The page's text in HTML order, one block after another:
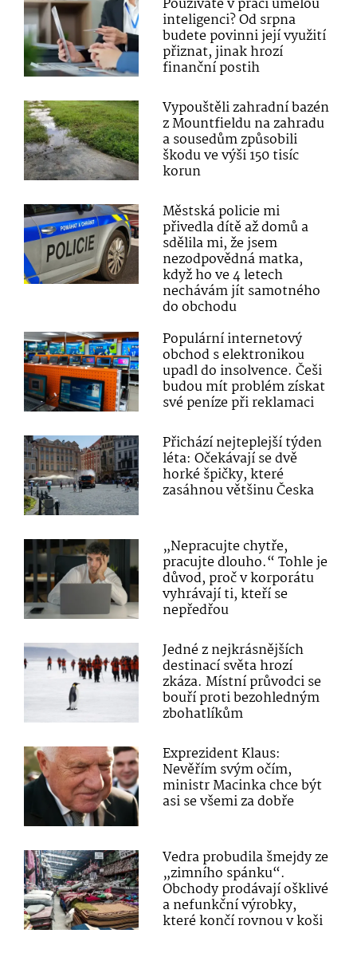
inteligenci? Od srpna
budete povinni její využití
přiznat, jinak hrozí
finanční postih
Vypouštěli zahradní bazén
z Mountfieldu na zahradu
a sousedům způsobili
škodu ve výši 150 tisíc
korun
Městská policie mi
přivedla dítě až domů a
sdělila mi, že jsem
nezodpovědná matka,
když ho ve 4 letech
nechávám jít samotného
do obchodu
Populární internetový
obchod s elektronikou
upadl do insolvence. Češi
budou mít problém získat
své peníze při reklamaci
Přichází nejteplejší týden
léta: Očekávají se dvě
horké špičky, které
zasáhnou většinu Česka
„Nepracujte chytře,
pracujte dlouho.“ Tohle je
důvod, proč v korporátu
vyhrávají ti, kteří se
nepředřou
Jedné z nejkrásnějších
destinací světa hrozí
zkáza. Místní průvodci se
bouří proti bezohledným
zbohatlíkům
Exprezident Klaus:
Nevěřím svým očím,
ministr Macinka chce být
asi se všemi za dobře
Vedra probudila šmejdy ze
„zimního spánku“.
Obchody prodávají ošklivé
a nefunkční výrobky,
které končí rovnou v koši